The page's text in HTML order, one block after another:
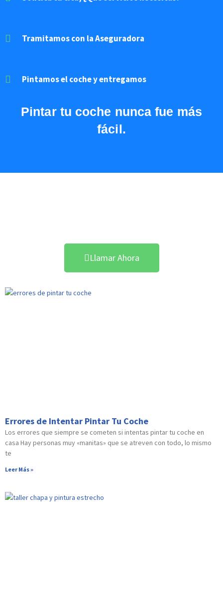
Tramitamos con la Aseguradora
Pintamos el coche y entregamos
Pintartu coche nunca fue más
fácil.
Llamar Ahora
Errores de Intentar Pintar Tu Coche
Los errores que siempre se cometen si intentas pintar tu coche en
casa Hay personas muy «manitas» que se atreven con todo, lo mismo
te
Leer Más »